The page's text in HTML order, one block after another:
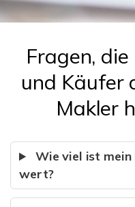
Fragen,
und Käufer
Makler
Wie viel ist mein
wert?